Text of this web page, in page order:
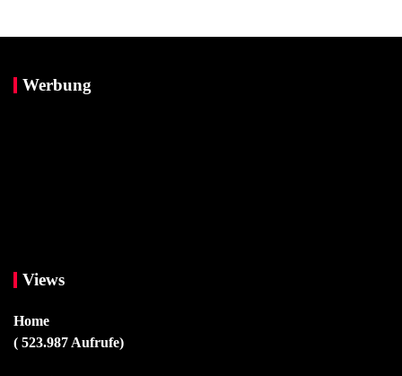
Werbung
Views
Home
( 523.987 Aufrufe)